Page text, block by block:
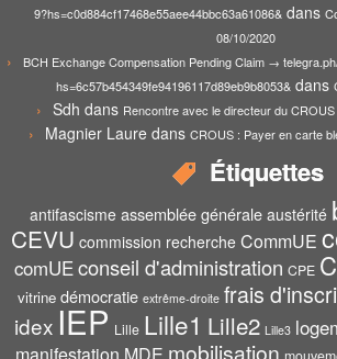
9?hs=c0d884cf17468e55aee44bbc63a61086& dans
08/10/2020
BCH Exchange Compensation Pending Claim →
hs=6c57b454349fe94196117d89eb9b8053&dans
Sdh dans Rencontre avec le directeur du
Magnier Laure dans CROUS : Payer en carte
Étiquettes
antifascisme assemblée générale austérité
CEVU commission recherche CommUE
comUEconseil d'administration CPE
vitrine démocratie extrême-droite frais
idex IEP Lille Lille1 Lille2 Lille3
mobilisation